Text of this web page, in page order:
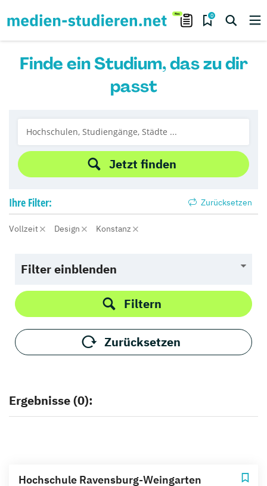
0
Finde ein Studium, das zu dir
passt
Jetzt finden
Ihre Filter: Zurücksetzen
Vollzeit Design Konstanz
Filter einblenden
Filtern
Zurücksetzen
Ergebnisse (0):
Hochschule Ravensburg-Weingarten